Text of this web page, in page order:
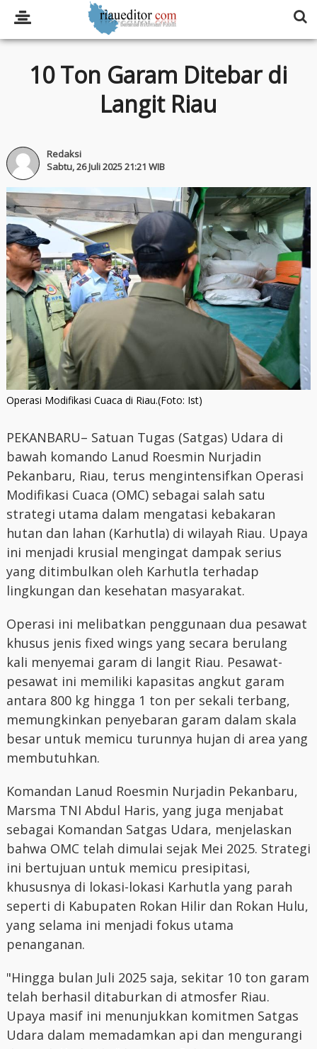
10 Ton Garam Ditebar di
Langit Riau
Redaksi
Sabtu, 26 Juli 2025 21:21 WIB
Operasi Modifikasi Cuaca di Riau.(Foto: Ist)
PEKANBARU– Satuan Tugas (Satgas) Udara di
bawah komando Lanud Roesmin Nurjadin
Pekanbaru, Riau, terus mengintensifkan Operasi
Modifikasi Cuaca (OMC) sebagai salah satu
strategi utama dalam mengatasi kebakaran
hutan dan lahan (Karhutla) di wilayah Riau. Upaya
ini menjadi krusial mengingat dampak serius
yang ditimbulkan oleh Karhutla terhadap
lingkungan dan kesehatan masyarakat.
Operasi ini melibatkan penggunaan dua pesawat
khusus jenis fixed wings yang secara berulang
kali menyemai garam di langit Riau. Pesawat-
pesawat ini memiliki kapasitas angkut garam
antara 800 kg hingga 1 ton per sekali terbang,
memungkinkan penyebaran garam dalam skala
besar untuk memicu turunnya hujan di area yang
membutuhkan.
Komandan Lanud Roesmin Nurjadin Pekanbaru,
Marsma TNI Abdul Haris, yang juga menjabat
sebagai Komandan Satgas Udara, menjelaskan
bahwa OMC telah dimulai sejak Mei 2025. Strategi
ini bertujuan untuk memicu presipitasi,
khususnya di lokasi-lokasi Karhutla yang parah
seperti di Kabupaten Rokan Hilir dan Rokan Hulu,
yang selama ini menjadi fokus utama
penanganan.
"Hingga bulan Juli 2025 saja, sekitar 10 ton garam
telah berhasil ditaburkan di atmosfer Riau.
Upaya masif ini menunjukkan komitmen Satgas
Udara dalam memadamkan api dan mengurangi